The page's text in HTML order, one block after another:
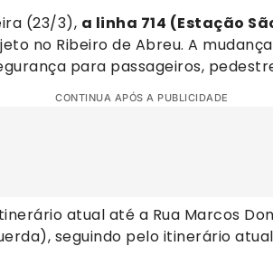
(23/3), a linha 714 (Estação
no Ribeiro de Abreu. A
para passageiros,
CONTINUA APÓS A PUBLICIDADE
atual até a Rua Marcos
seguindo pelo itinerário